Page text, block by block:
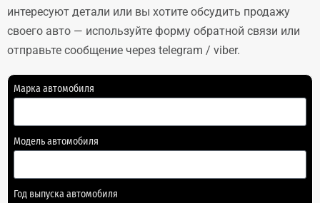
интересуют детали или вы хотите обсудить продажу
своего авто — используйте форму обратной связи или
отправьте сообщение через telegram / viber.
Марка автомобиля
Модель автомобиля
Год выпуска автомобиля